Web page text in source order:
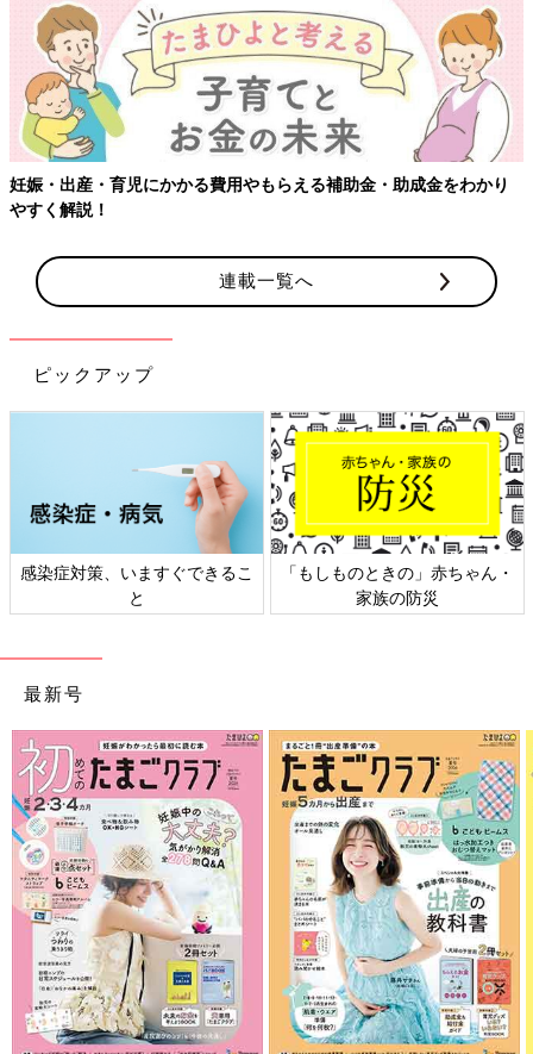
妊娠・出産・育児にかかる費用やもらえる補助金・助成金をわかり
やすく解説！
連載一覧へ
ピックアップ
感染症対策、いますぐできるこ
と
「もしものときの」赤ちゃん・
家族の防災
最新号